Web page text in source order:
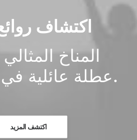
اكتشاف
المناخ
عطلة عائلية في الشمس.
اكتشف المزيد